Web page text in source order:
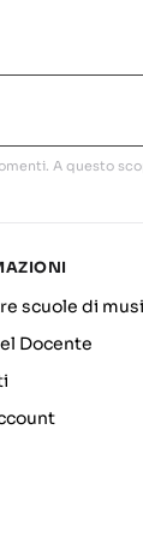
A questo
scuole di
Docente